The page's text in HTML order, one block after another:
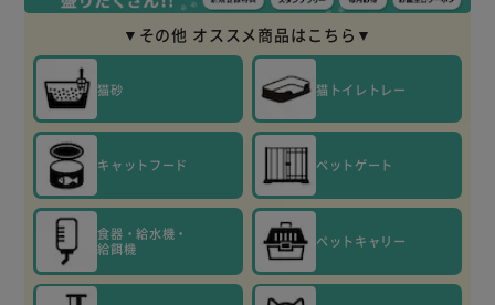
いつでも新鮮なお水が飲める、ペット用自動給水機です。循
環システムが水中に酸素を取り込み新鮮でおいしいお水を維
持します。
常に循環するので、お留守番でもきれいなお水が飲めます。
食べカス、被毛、埃などを取る活性炭入りのフィルター採
用。
低消費電力で、経済的です。アタッチメントを取りはずせる
ので、わんちゃん、猫ちゃんのサイズや好みに合わせること
が出来ます。※水は1日1回の目安で交換してください。
※ポンプは2週間を目安に洗浄してください。
※フィルタは2～4週間を目安に交換してください。
●別売り交換用フィルター
▼その他 オススメ商品はこちら▼
猫砂 猫トイレトレー
キャットフード ペットゲート
食器・給水機・
給餌機
ペットキャリー